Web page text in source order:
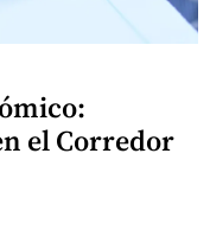
el Corredor